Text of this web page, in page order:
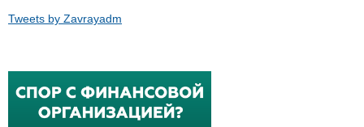
Tweets by Zavrayadm